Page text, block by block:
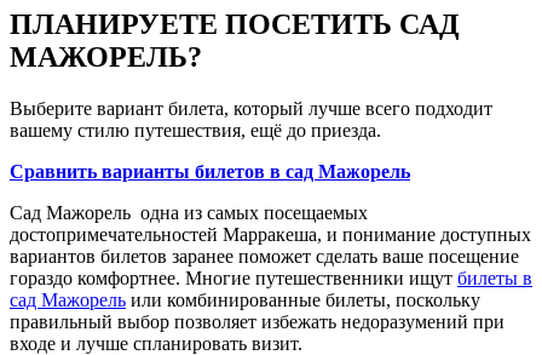
ПЛАНИРУЕТЕ ПОСЕТИТЬ САД
МАЖОРЕЛЬ?
Выберите вариант билета, который лучше всего подходит
вашему стилю путешествия, ещё до приезда.
Сравнить варианты билетов в сад Мажорель
Сад Мажорель одна из самых посещаемых
достопримечательностей Марракеша, и понимание доступных
вариантов билетов заранее поможет сделать ваше посещение
гораздо комфортнее. Многие путешественники ищут билеты в
сад Мажорель или комбинированные билеты, поскольку
правильный выбор позволяет избежать недоразумений при
входе и лучше спланировать визит.